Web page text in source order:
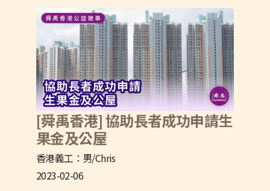
[舜禹香港] 協助長者成功申請生
果金及公屋
香港義工：男/Chris
2023-02-06